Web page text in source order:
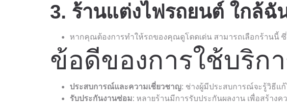
3. ร้านแต่งไฟรถยนต์ ใกล้ฉั
หากคุณต้องการทำให้รถของคุณดูโดดเด่น สามารถเลือกร้านนี้
ข้อดีของการใช้บริก
ประสบการณ์และความเชี่ยวชาญ: ช่างผู้มีประสบการณ์จะรู้วิธีแ
รับประกันงานซ่อม: หลายร้านมีการรับประกันผลงาน เพื่อสร้าง